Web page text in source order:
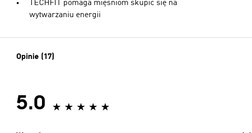
TECHFIT pomaga mięśniom skupić się na
wytwarzaniu energii
Opinie (17)
5.0